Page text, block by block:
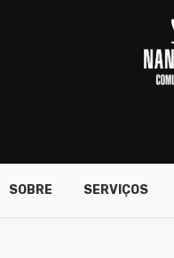
SOBRE SERVIÇOS